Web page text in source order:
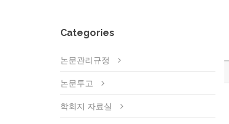
Categories
논문관리규정
논문투고
학회지 자료실